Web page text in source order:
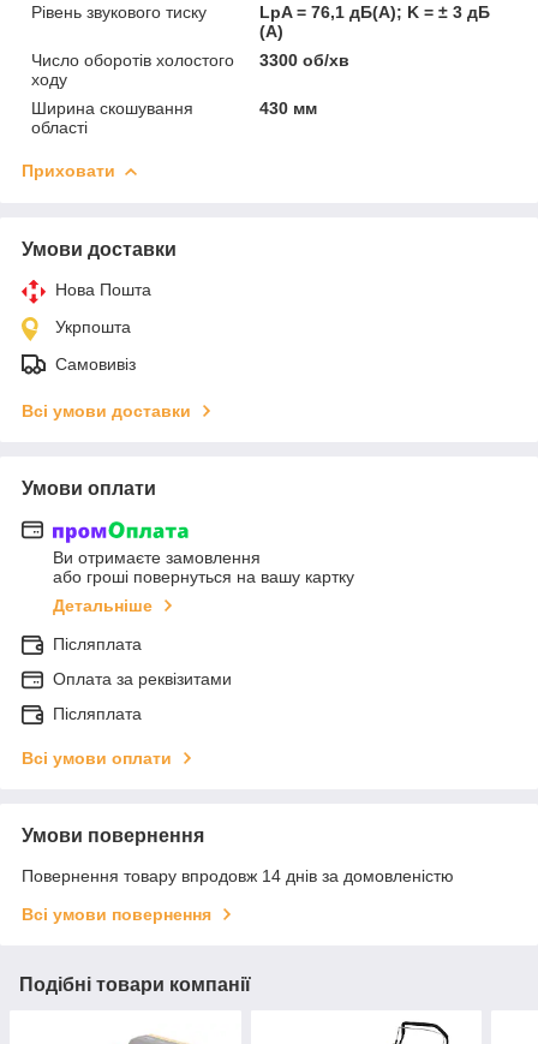
Рівень звукового тиску
LpA = 76,1 дБ(А); K = ± 3 дБ
(А)
Число оборотів холостого
ходу
3300 об/хв
Ширина скошування
області
430 мм
Приховати
Умови доставки
Нова Пошта
Укрпошта
Самовивіз
Всі умови доставки
Умови оплати
Ви отримаєте замовлення
або гроші повернуться на вашу картку
Детальніше
Післяплата
Оплата за реквізитами
Післяплата
Всі умови оплати
Умови повернення
Повернення товару впродовж 14 днів за домовленістю
Всі умови повернення
Подібні товари компанії